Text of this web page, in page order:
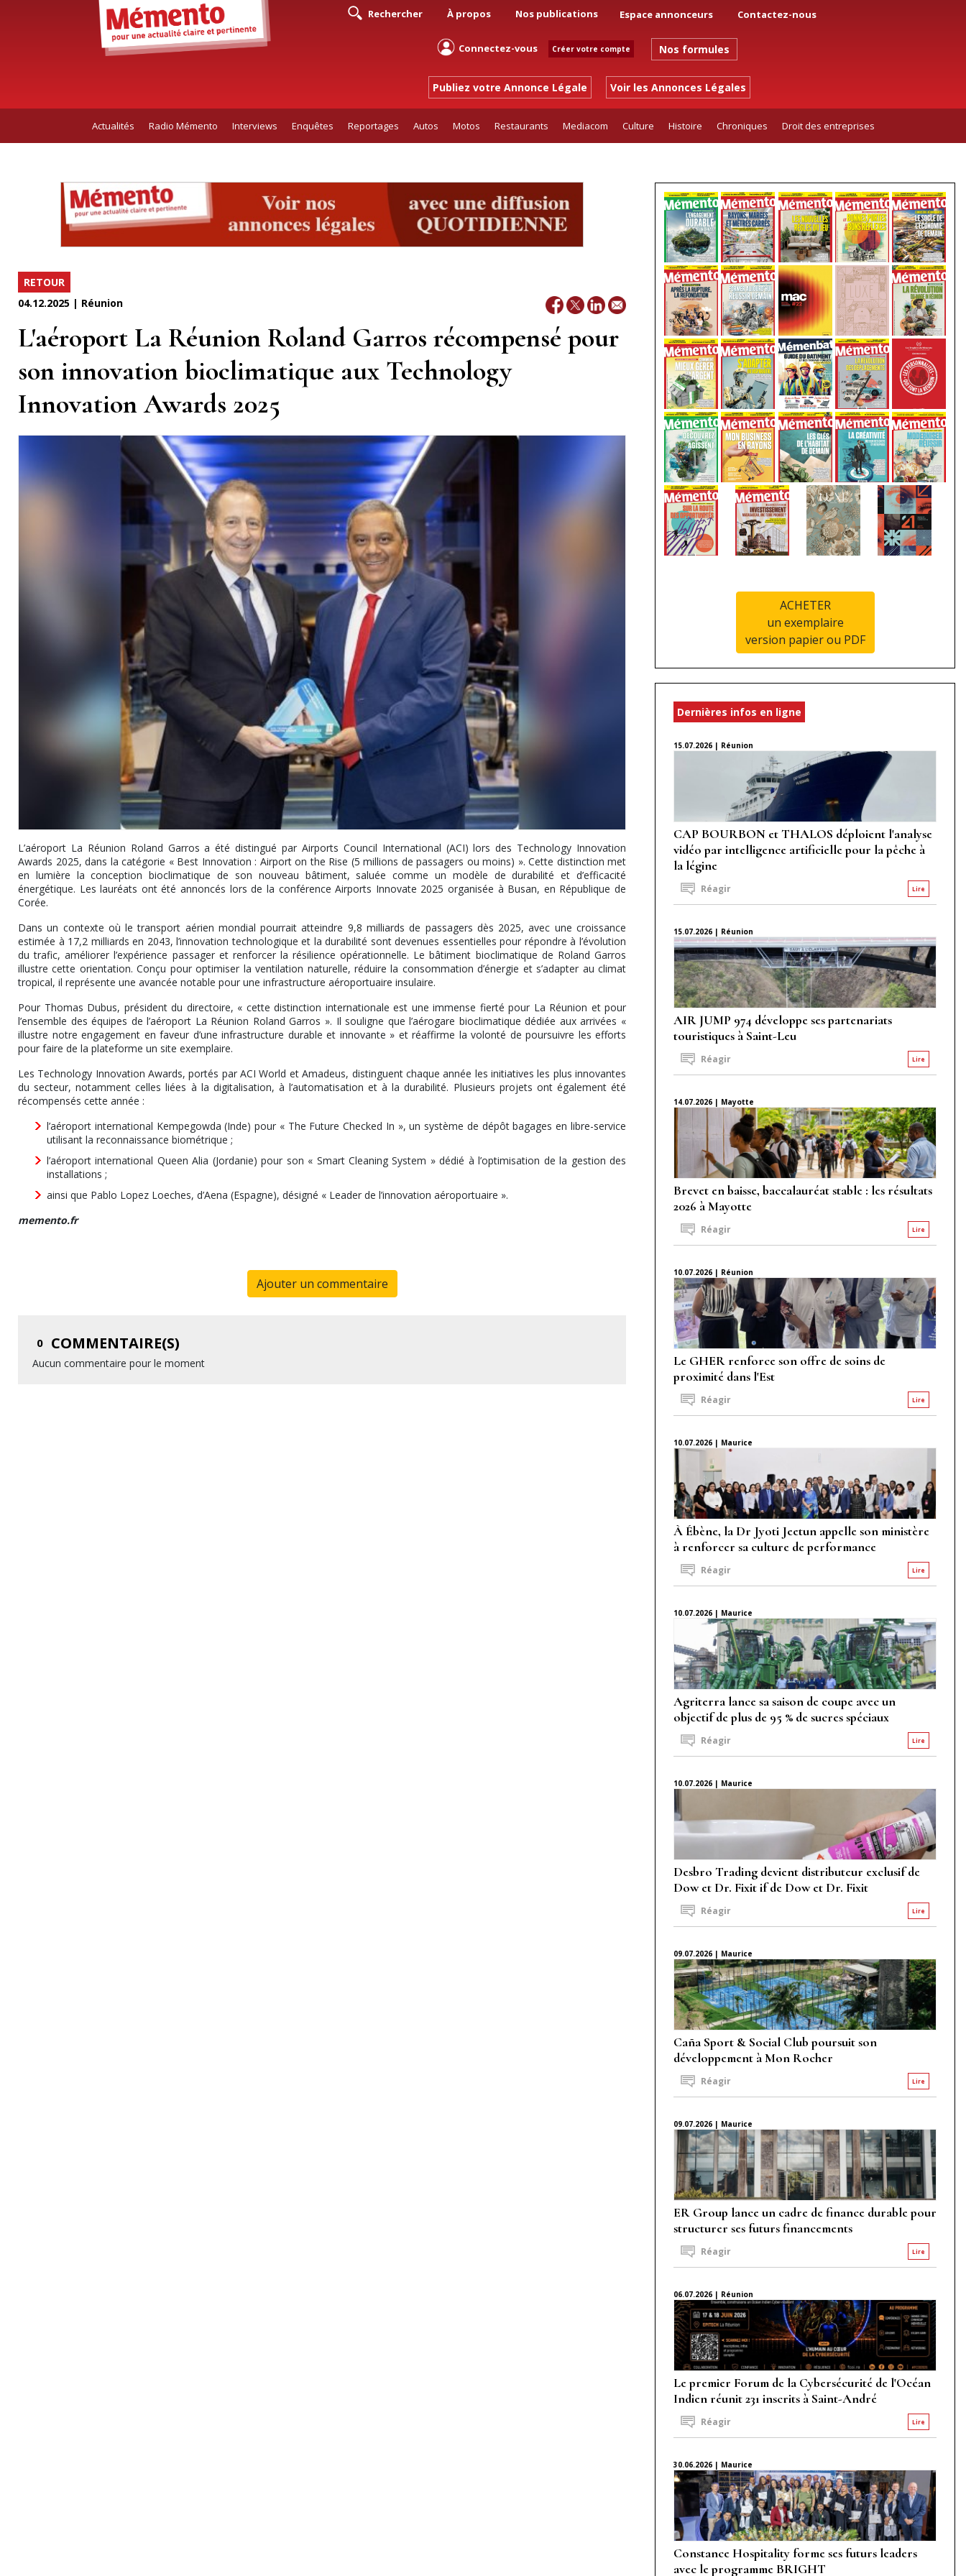
Rechercher À propos Nos publications Espace annonceurs Contactez-nous
Connectez-vous Créer votre compte Nos formules
Publiez votre Annonce Légale Voir les Annonces Légales
Actualités Radio Mémento Interviews Enquêtes Reportages Autos Motos Restaurants Mediacom Culture Histoire Chroniques Droit des entreprises
RETOUR
04.12.2025 | Réunion
L'aéroport La Réunion Roland Garros récompensé pour
son innovation bioclimatique aux Technology
Innovation Awards 2025
L’aéroport La Réunion Roland Garros a été distingué par Airports Council International (ACI) lors des Technology Innovation
Awards 2025, dans la catégorie « Best Innovation : Airport on the Rise (5 millions de passagers ou moins) ». Cette distinction met
en lumière la conception bioclimatique de son nouveau bâtiment, saluée comme un modèle de durabilité et d’efficacité
énergétique. Les lauréats ont été annoncés lors de la conférence Airports Innovate 2025 organisée à Busan, en République de
Corée.
Dans un contexte où le transport aérien mondial pourrait atteindre 9,8 milliards de passagers dès 2025, avec une croissance
estimée à 17,2 milliards en 2043, l’innovation technologique et la durabilité sont devenues essentielles pour répondre à l’évolution
du trafic, améliorer l’expérience passager et renforcer la résilience opérationnelle. Le bâtiment bioclimatique de Roland Garros
illustre cette orientation. Conçu pour optimiser la ventilation naturelle, réduire la consommation d’énergie et s’adapter au climat
tropical, il représente une avancée notable pour une infrastructure aéroportuaire insulaire.
Pour Thomas Dubus, président du directoire, « cette distinction internationale est une immense fierté pour La Réunion et pour
l’ensemble des équipes de l’aéroport La Réunion Roland Garros ». Il souligne que l’aérogare bioclimatique dédiée aux arrivées «
illustre notre engagement en faveur d’une infrastructure durable et innovante » et réaffirme la volonté de poursuivre les efforts
pour faire de la plateforme un site exemplaire.
Les Technology Innovation Awards, portés par ACI World et Amadeus, distinguent chaque année les initiatives les plus innovantes
du secteur, notamment celles liées à la digitalisation, à l’automatisation et à la durabilité. Plusieurs projets ont également été
récompensés cette année :
l’aéroport international Kempegowda (Inde) pour « The Future Checked In », un système de dépôt bagages en libre-service
utilisant la reconnaissance biométrique ;
l’aéroport international Queen Alia (Jordanie) pour son « Smart Cleaning System » dédié à l’optimisation de la gestion des
installations ;
ainsi que Pablo Lopez Loeches, d’Aena (Espagne), désigné « Leader de l’innovation aéroportuaire ».
memento.fr
Ajouter un commentaire
0 COMMENTAIRE(S)
Aucun commentaire pour le moment
ACHETER
un exemplaire
version papier ou PDF
Dernières infos en ligne
15.07.2026 | Réunion
CAP BOURBON et THALOS déploient l'analyse
vidéo par intelligence artificielle pour la pêche à
la légine
Lire
Réagir
15.07.2026 | Réunion
AIR JUMP 974 développe ses partenariats
touristiques à Saint-Leu
Lire
Réagir
14.07.2026 | Mayotte
Brevet en baisse, baccalauréat stable : les résultats
2026 à Mayotte
Lire
Réagir
10.07.2026 | Réunion
Le GHER renforce son offre de soins de
proximité dans l'Est
Lire
Réagir
10.07.2026 | Maurice
À Ébène, la Dr Jyoti Jeetun appelle son ministère
à renforcer sa culture de performance
Lire
Réagir
10.07.2026 | Maurice
Agriterra lance sa saison de coupe avec un
objectif de plus de 95 % de sucres spéciaux
Lire
Réagir
10.07.2026 | Maurice
Desbro Trading devient distributeur exclusif de
Dow et Dr. Fixit if de Dow et Dr. Fixit
Lire
Réagir
09.07.2026 | Maurice
Caña Sport & Social Club poursuit son
développement à Mon Rocher
Lire
Réagir
09.07.2026 | Maurice
ER Group lance un cadre de finance durable pour
structurer ses futurs financements
Lire
Réagir
06.07.2026 | Réunion
Le premier Forum de la Cybersécurité de l'Océan
Indien réunit 231 inscrits à Saint-André
Lire
Réagir
30.06.2026 | Maurice
Constance Hospitality forme ses futurs leaders
avec le programme BRIGHT